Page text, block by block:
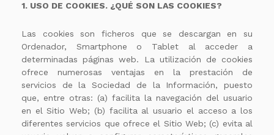
1. USO DE COOKIES. ¿QUÉ SON LAS COOKIES?
Las cookies son ficheros que se descargan en su
Ordenador, Smartphone o Tablet al acceder a
determinadas páginas web. La utilización de cookies
ofrece numerosas ventajas en la prestación de
servicios de la Sociedad de la Información, puesto
que, entre otras: (a) facilita la navegación del usuario
en el Sitio Web; (b) facilita al usuario el acceso a los
diferentes servicios que ofrece el Sitio Web; (c) evita al